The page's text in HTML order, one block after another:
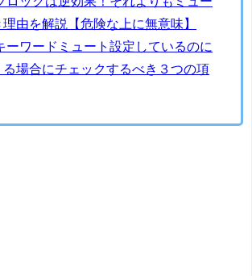
理由を解説【危険な上に無意味】
ーワードミュート設定しているのに
場合にチェックするべき３つの項